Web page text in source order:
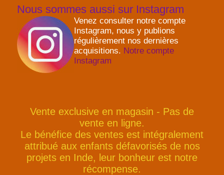
Nous sommes aussi sur Instagram
Venez consulter notre compte
Instagram, nous y publions
régulièrement nos dernières
acquisitions. Notre compte
Instagram
Vente exclusive en magasin - Pas de
vente en ligne.
Le bénéfice des ventes est intégralement
attribué aux enfants défavorisés de nos
projets en Inde, leur bonheur est notre
récompense.